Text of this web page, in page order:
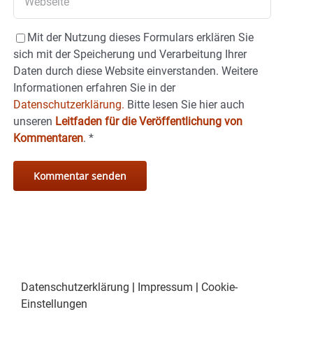
Mit der Nutzung dieses Formulars erklären Sie
sich mit der Speicherung und Verarbeitung Ihrer
Daten durch diese Website einverstanden. Weitere
Informationen erfahren Sie in der
Datenschutzerklärung. Bitte lesen Sie hier auch
unseren Leitfaden für die Veröffentlichung von
Kommentaren. *
Datenschutzerklärung Impressum
Cookie-
Einstellungen